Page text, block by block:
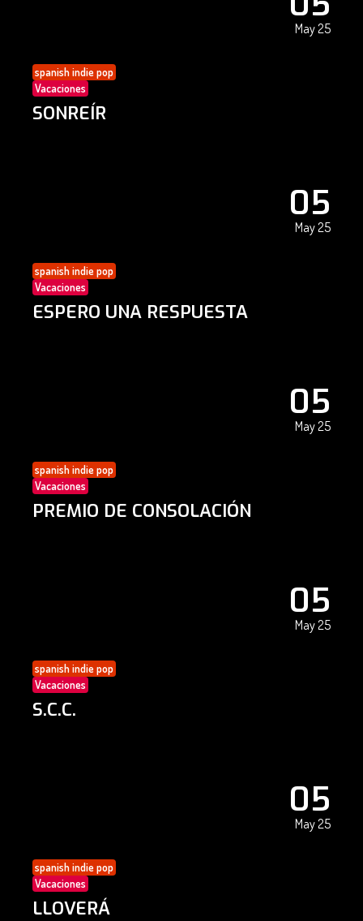
May 25
spanish indie pop
Vacaciones
SONREÍR
05
May 25
spanish indie pop
Vacaciones
ESPERO UNA RESPUESTA
05
May 25
spanish indie pop
Vacaciones
PREMIO DE CONSOLACIÓN
05
May 25
spanish indie pop
Vacaciones
S.C.C.
05
May 25
spanish indie pop
Vacaciones
LLOVERÁ